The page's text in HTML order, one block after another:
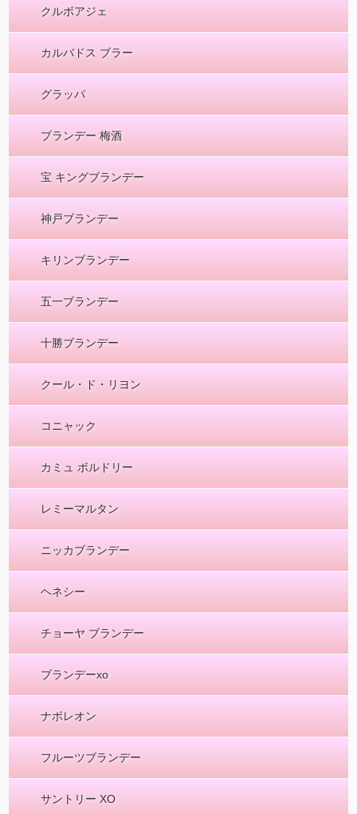
クルボアジェ
カルバドス ブラー
グラッパ
ブランデー 梅酒
宝 キングブランデー
神戸ブランデー
キリンブランデー
五一ブランデー
十勝ブランデー
クール・ド・リヨン
コニャック
カミュ ボルドリー
レミーマルタン
ニッカブランデー
ヘネシー
チョーヤ ブランデー
ブランデーxo
ナポレオン
フルーツブランデー
サントリー XO